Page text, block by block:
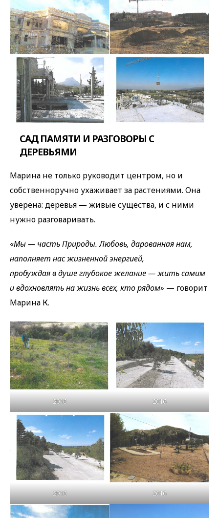
САД ПАМЯТИ И РАЗГОВОРЫ С
ДЕРЕВЬЯМИ
Марина не только руководит центром, но и
собственноручно ухаживает за растениями. Она
уверена: деревья — живые существа, и с ними
нужно разговаривать.
«Мы — часть Природы. Любовь, дарованная нам,
наполняет нас жизненной энергией,
пробуждая в душе глубокое желание — жить самим
и вдохновлять на жизнь всех, кто рядом» — говорит
Марина К.
2016 2016
2016 2016